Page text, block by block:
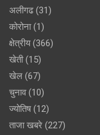
अलीगढ(31)
कोरोना(1)
क्षेत्रीय(366)
खेती(15)
खेल (67)
चुनाव(10)
ज्योतिष(12)
ताजा खबरे (227)